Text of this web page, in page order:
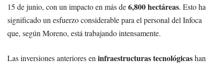
15 de junio, con un impacto en más de6,800 hectáreas. Esto ha
significado un esfuerzo considerable para el personal del Infoca
que, según Moreno, está trabajando intensamente.
Las inversiones anteriores en infraestructuras tecnológicashan